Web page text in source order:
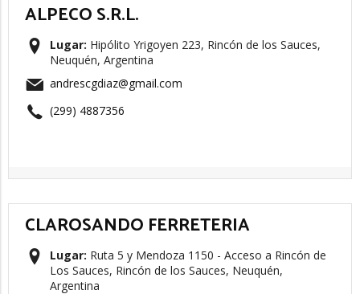
ALPECO S.R.L.
Lugar: Hipólito Yrigoyen 223, Rincón de los Sauces,
Neuquén, Argentina
andrescgdiaz@gmail.com
(299) 4887356
CLAROSANDO FERRETERIA
Lugar: Ruta 5 y Mendoza 1150 - Acceso a Rincón de
Los Sauces, Rincón de los Sauces, Neuquén,
Argentina